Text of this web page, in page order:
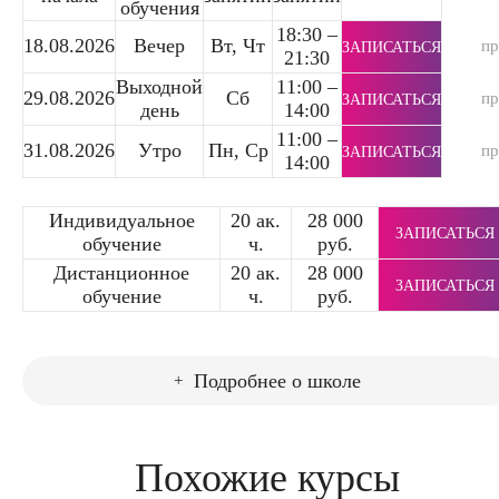
обучения
18.08.2026 Вечер Вт, Чт 18:30 –
21:30
ЗАПИСАТЬСЯ
29.08.2026Выходной
день
Сб
11:00 –
14:00
ЗАПИСАТЬСЯ
31.08.2026 Утро Пн, Ср 11:00 –
14:00
ЗАПИСАТЬСЯ
Индивидуальное
обучение
20 ак.
ч.
28 000
руб.
ЗАПИСАТЬСЯ
Дистанционное
обучение
20 ак.
ч.
28 000
руб.
ЗАПИСАТЬСЯ
Подробнее о школе
Похожие курсы